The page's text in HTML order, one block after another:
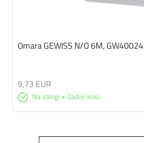
Omara GEWISS N/O 6M, GW40024
Na zalogi • Zadnji kosi
9,73 EUR